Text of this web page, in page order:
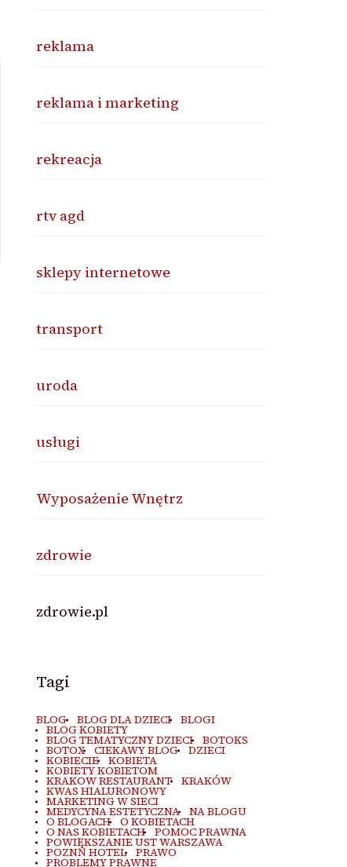
reklama
reklama i marketing
rekreacja
rtv agd
sklepy internetowe
transport
uroda
usługi
Wyposażenie Wnętrz
zdrowie
zdrowie.pl
Tagi
BLOG BLOG DLA DZIECI BLOGI
BLOG KOBIETY
BLOG TEMATYCZNY DZIECI BOTOKS
BOTOX CIEKAWY BLOG DZIECI
KOBIECIE KOBIETA
KOBIETY KOBIETOM
KRAKOW RESTAURANT KRAKÓW
KWAS HIALURONOWY
MARKETING W SIECI
MEDYCYNA ESTETYCZNA NA BLOGU
O BLOGACH O KOBIETACH
O NAS KOBIETACH POMOC PRAWNA
POWIĘKSZANIE UST WARSZAWA
POZNŃ HOTEL PRAWO
PROBLEMY PRAWNE